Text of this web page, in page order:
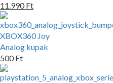
11.990 Ft
XBOX360 Joy
Analog kupak
500 Ft